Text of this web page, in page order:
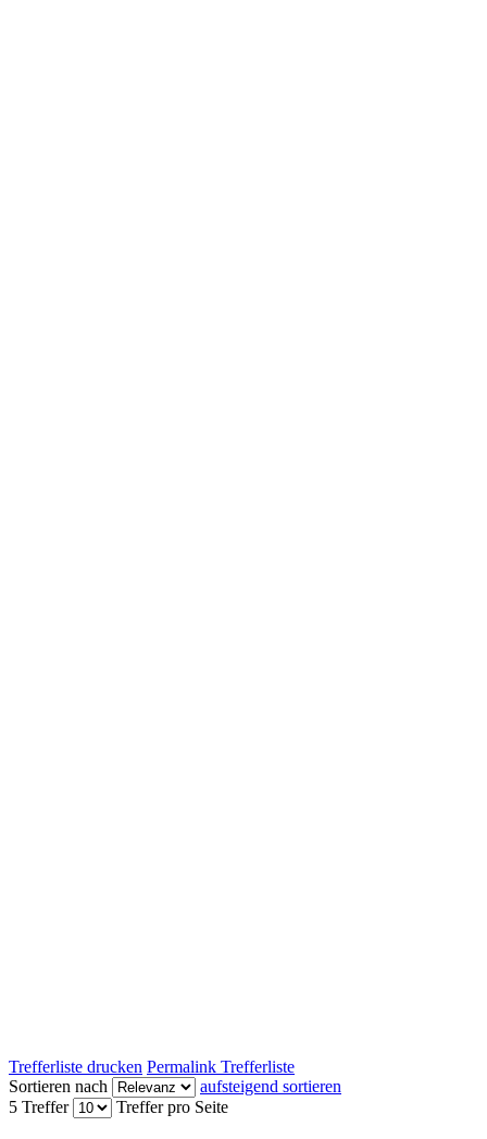
Trefferliste drucken Permalink Trefferliste
Sortieren nach
aufsteigend sortieren
5 Treffer
Treffer pro Seite